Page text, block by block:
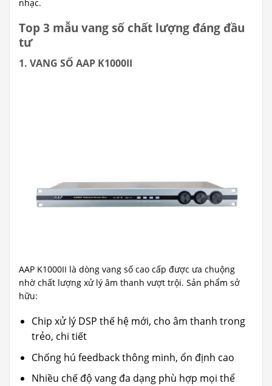
nhạc.
Top 3 mẫu vang số chất lượng đáng đầu
tư
1. VANG SỐ AAP K1000II
AAP K1000II là dòng vang số cao cấp được ưa chuộng
nhờ chất lượng xử lý âm thanh vượt trội. Sản phẩm sở
hữu:
Chip xử lý DSP thế hệ mới, cho âm thanh trong
trẻo, chi tiết
Chống hú feedback thông minh, ổn định cao
Nhiều chế độ vang đa dạng phù hợp mọi thể